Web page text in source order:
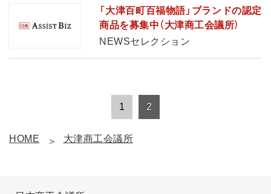
「大津百町百福物語」ブランドの認定
商品を募集中（大津商工会議所）
NEWSセレクション
1 2
HOME 大津商工会議所